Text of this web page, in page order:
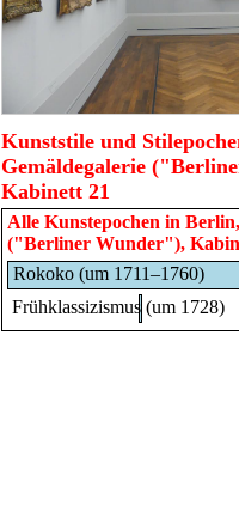
Kunststile und
Gemäldegalerie
Kabinett 21
Alle Kunstepochen in
("Berliner Wunder"),
Rokoko (um 1711–1760)
Frühklassizismus (um 1728)